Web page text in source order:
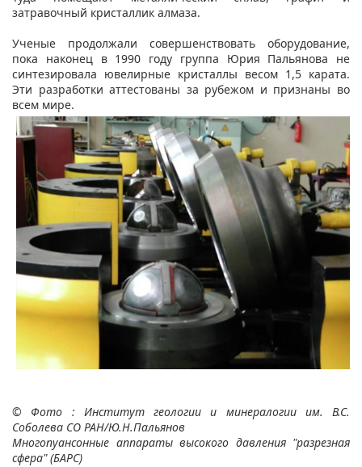
затравочный кристаллик алмаза.
Ученые продолжали совершенствовать оборудование,
пока наконец в 1990 году группа Юрия Пальянова не
синтезировала ювелирные кристаллы весом 1,5 карата.
Эти разработки аттестованы за рубежом и признаны во
всем мире.
© Фото : Институт геологии и минералогии им. В.С.
Соболева СО РАН/Ю.Н.Пальянов
Многопуансонные аппараты высокого давления "разрезная
сфера" (БАРС)